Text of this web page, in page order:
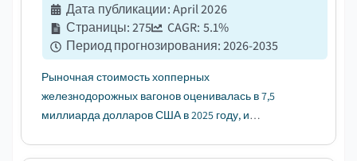
Дата публикации:April 2026
Страницы:275 CAGR: 5.1%
Период прогнозирования:2026-2035
Рыночная стоимость хопперных
железнодорожных вагонов оценивалась в 7,5
миллиарда долларов США в 2025 году, и